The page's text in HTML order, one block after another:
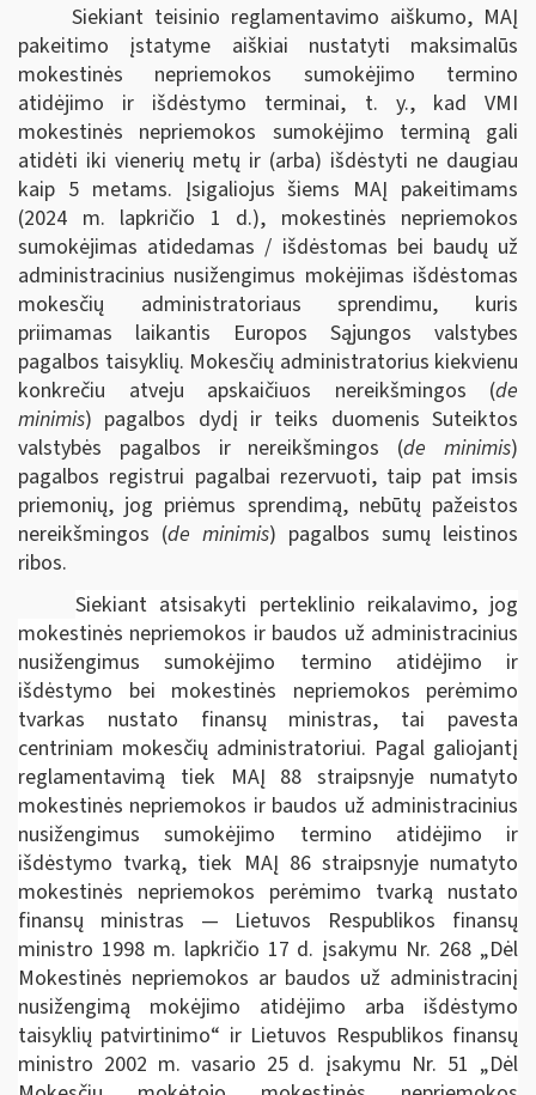
Siekiant teisinio reglamentavimo aiškumo, MAĮ
pakeitimo įstatyme aiškiai nustatyti maksimalūs
mokestinės nepriemokos sumokėjimo termino
atidėjimo ir išdėstymo terminai, t. y., kad VMI
mokestinės nepriemokos sumokėjimo terminą gali
atidėti iki vienerių metų ir (arba) išdėstyti ne daugiau
kaip 5 metams. Įsigaliojus šiems MAĮ pakeitimams
(2024 m. lapkričio 1 d.), mokestinės nepriemokos
sumokėjimas atidedamas / išdėstomas bei baudų už
administracinius nusižengimus mokėjimas išdėstomas
mokesčių administratoriaus sprendimu, kuris
priimamas laikantis Europos Sąjungos valstybes
pagalbos taisyklių. Mokesčių administratorius kiekvienu
konkrečiu atveju apskaičiuos nereikšmingos (de
minimis) pagalbos dydį ir teiks duomenis Suteiktos
valstybės pagalbos ir nereikšmingos (de minimis)
pagalbos registrui pagalbai rezervuoti, taip pat imsis
priemonių, jog priėmus sprendimą, nebūtų pažeistos
nereikšmingos (de minimis) pagalbos sumų leistinos
ribos.
Siekiant atsisakyti perteklinio reikalavimo, jog
mokestinės nepriemokos ir baudos už administracinius
nusižengimus sumokėjimo termino atidėjimo ir
išdėstymo bei mokestinės nepriemokos perėmimo
tvarkas nustato finansų ministras, tai pavesta
centriniam mokesčių administratoriui. Pagal galiojantį
reglamentavimą tiek MAĮ 88 straipsnyje numatyto
mokestinės nepriemokos ir baudos už administracinius
nusižengimus sumokėjimo termino atidėjimo ir
išdėstymo tvarką, tiek MAĮ 86 straipsnyje numatyto
mokestinės nepriemokos perėmimo tvarką nustato
finansų ministras — Lietuvos Respublikos finansų
ministro 1998 m. lapkričio 17 d. įsakymu Nr. 268 „Dėl
Mokestinės nepriemokos ar baudos už administracinį
nusižengimą mokėjimo atidėjimo arba išdėstymo
taisyklių patvirtinimo“ ir Lietuvos Respublikos finansų
ministro 2002 m. vasario 25 d. įsakymu Nr. 51 „Dėl